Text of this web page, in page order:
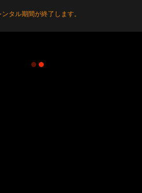
タル期間が終了します。